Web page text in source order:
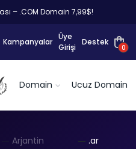
– .COM Domain 7,99$!
Kampanyalar
Üye
Girişi
Destek
0
Domain Ucuz Domain
Arjantin
.ar